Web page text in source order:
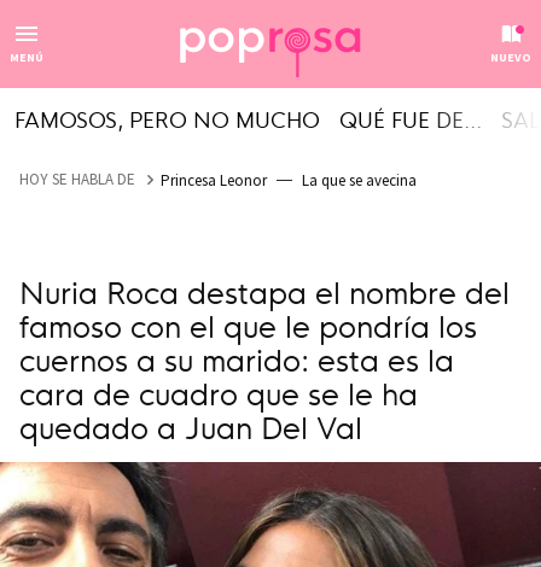
MENÚ NUEVO
FAMOSOS, PERO NO MUCHO QUÉ FUE DE...
HOY SE HABLA DE Princesa Leonor La que se avecina
Nuria Roca destapa el nombre del
famoso con el que le pondría los
cuernos a su marido: esta es la
cara de cuadro que se le ha
quedado a Juan Del Val